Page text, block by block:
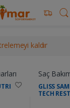
Kişisel Bakım
kaldır
Saç
GLISS
TECH